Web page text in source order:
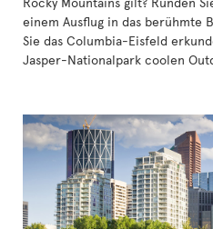
einem Ausflug in das berühmte
Sie das Columbia-Eisfeld
Jasper-Nationalpark coolen